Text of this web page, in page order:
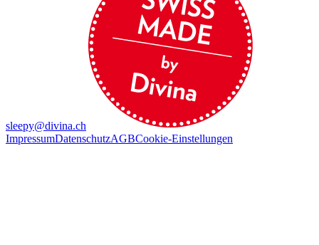
sleepy@divina.ch
ImpressumDatenschutzAGBCookie-Einstellungen